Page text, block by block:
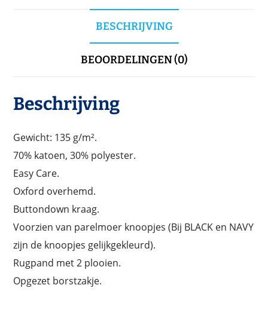
BESCHRIJVING
BEOORDELINGEN (0)
Beschrijving
Gewicht: 135 g/m².
70% katoen, 30% polyester.
Easy Care.
Oxford overhemd.
Buttondown kraag.
Voorzien van parelmoer knoopjes (Bij BLACK en NAVY
zijn de knoopjes gelijkgekleurd).
Rugpand met 2 plooien.
Opgezet borstzakje.